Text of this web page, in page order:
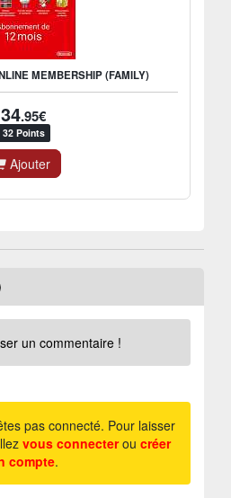
MEMBERSHIP (FAMILY)
34.95€
32 Points
Ajouter
un commentaire !
pas connecté. Pour laisser
vous connecterou créer
compte.